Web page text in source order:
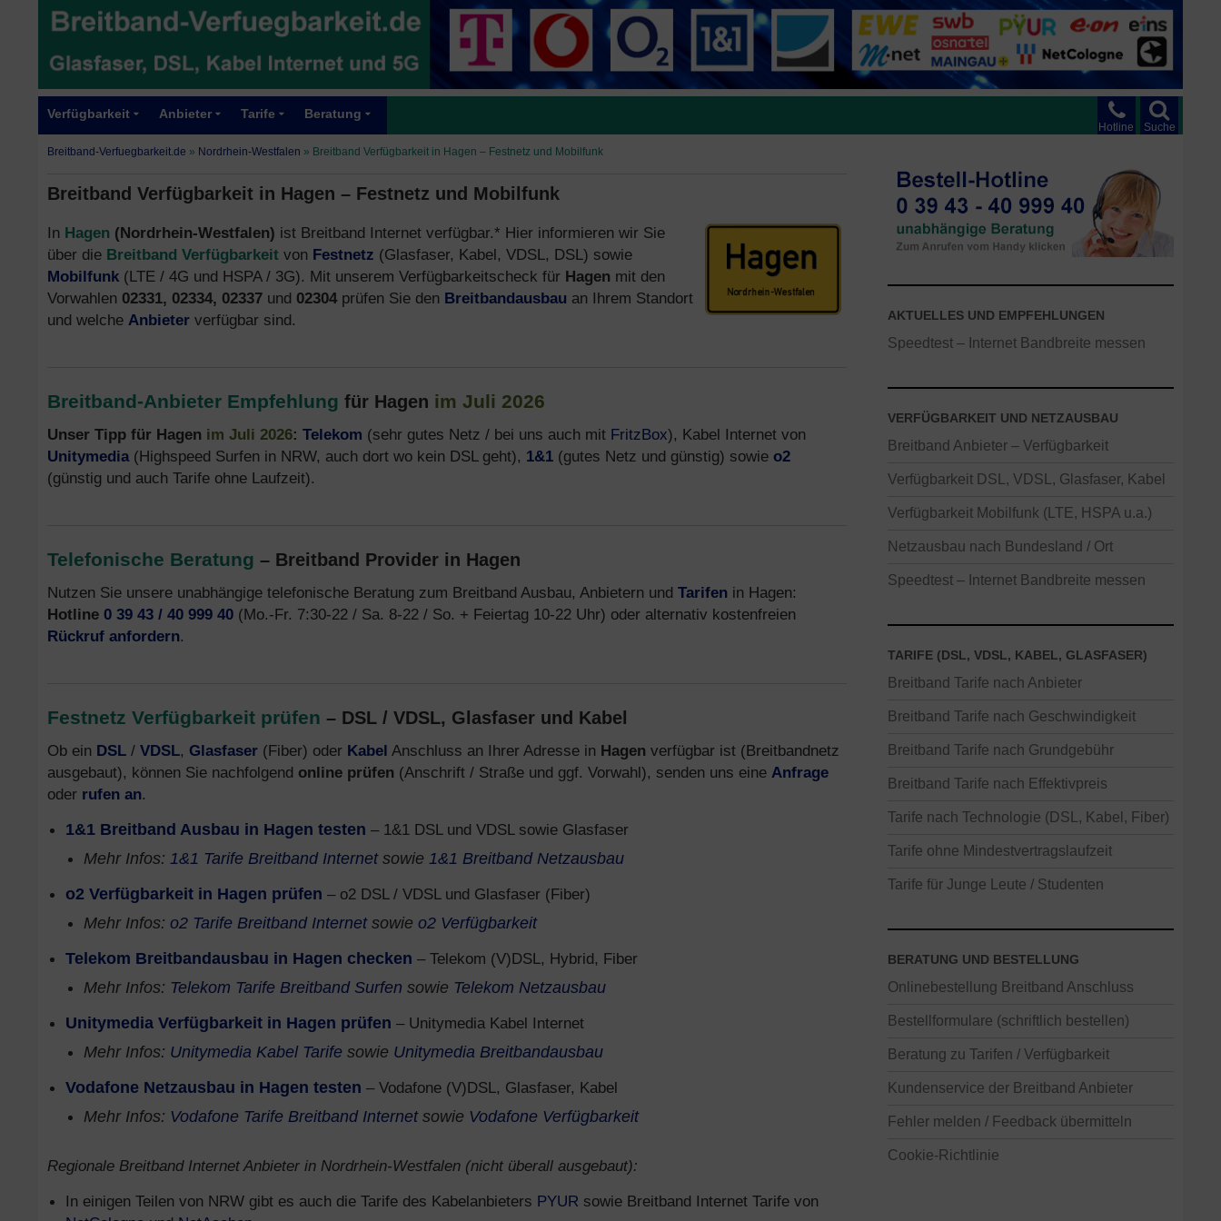
Suche
Hotline
Verfügbarkeit Anbieter Tarife Beratung
Breitband-Verfuegbarkeit.de » Nordrhein-Westfalen » Breitband Verfügbarkeit in Hagen – Festnetz und Mobilfunk
Breitband Verfügbarkeit in Hagen – Festnetz und Mobilfunk
In Hagen (Nordrhein-Westfalen) ist Breitband Internet verfügbar.* Hier informieren wir Sie
über die Breitband Verfügbarkeit von Festnetz (Glasfaser, Kabel, VDSL, DSL) sowie
Mobilfunk (LTE / 4G und HSPA / 3G). Mit unserem Verfügbarkeitscheck für Hagen mit den
Vorwahlen 02331, 02334, 02337 und 02304 prüfen Sie den Breitbandausbau an Ihrem Standort
und welche Anbieter verfügbar sind.
Breitband-Anbieter Empfehlung für Hagen im Juli 2026
Unser Tipp für Hagen im Juli 2026: Telekom (sehr gutes Netz / bei uns auch mit FritzBox), Kabel Internet von
Unitymedia(Highspeed Surfen in NRW, auch dort wo kein DSL geht), 1&1 (gutes Netz und günstig) sowie o2
(günstig und auch Tarife ohne Laufzeit).
Telefonische Beratung – Breitband Provider in Hagen
Nutzen Sie unsere unabhängige telefonische Beratung zum Breitband Ausbau, Anbietern und Tarifen in Hagen:
Hotline 0 39 43 / 40 999 40 (Mo.-Fr. 7:30-22 / Sa. 8-22 / So. + Feiertag 10-22 Uhr) oder alternativ kostenfreien
Rückruf anfordern.
Festnetz Verfügbarkeit prüfen – DSL / VDSL, Glasfaser und Kabel
Ob ein DSL / VDSL, Glasfaser (Fiber) oder Kabel Anschluss an Ihrer Adresse in Hagen verfügbar ist (Breitbandnetz
ausgebaut), können Sie nachfolgend online prüfen (Anschrift / Straße und ggf. Vorwahl), senden uns eine Anfrage
oder rufen an.
1&1 Breitband Ausbau in Hagen testen – 1&1 DSL und VDSL sowie Glasfaser
Mehr Infos: 1&1 Tarife Breitband Internetsowie 1&1 Breitband Netzausbau
o2 Verfügbarkeit in Hagen prüfen – o2 DSL / VDSL und Glasfaser (Fiber)
Mehr Infos: o2 Tarife Breitband Internetsowie o2 Verfügbarkeit
Telekom Breitbandausbau in Hagen checken – Telekom (V)DSL, Hybrid, Fiber
Mehr Infos: Telekom Tarife Breitband Surfen sowie Telekom Netzausbau
Unitymedia Verfügbarkeit in Hagen prüfen – Unitymedia Kabel Internet
Mehr Infos: Unitymedia Kabel Tarife sowie Unitymedia Breitbandausbau
Vodafone Netzausbau in Hagen testen – Vodafone (V)DSL, Glasfaser, Kabel
Mehr Infos: Vodafone Tarife Breitband Internetsowie Vodafone Verfügbarkeit
Regionale Breitband Internet Anbieter in Nordrhein-Westfalen (nicht überall ausgebaut):
In einigen Teilen von NRW gibt es auch die Tarife des Kabelanbieters PYUR sowie Breitband Internet Tarife von
AKTUELLES UND EMPFEHLUNGEN
Speedtest – Internet Bandbreite messen
VERFÜGBARKEIT UND NETZAUSBAU
Breitband Anbieter – Verfügbarkeit
Verfügbarkeit DSL, VDSL, Glasfaser, Kabel
Verfügbarkeit Mobilfunk (LTE, HSPA u.a.)
Netzausbau nach Bundesland / Ort
Speedtest – Internet Bandbreite messen
TARIFE (DSL, VDSL, KABEL, GLASFASER)
Breitband Tarife nach Anbieter
Breitband Tarife nach Geschwindigkeit
Breitband Tarife nach Grundgebühr
Breitband Tarife nach Effektivpreis
Tarife nach Technologie (DSL, Kabel, Fiber)
Tarife ohne Mindestvertragslaufzeit
Tarife für Junge Leute / Studenten
BERATUNG UND BESTELLUNG
Onlinebestellung Breitband Anschluss
Bestellformulare (schriftlich bestellen)
Beratung zu Tarifen / Verfügbarkeit
Kundenservice der Breitband Anbieter
Fehler melden / Feedback übermitteln
Cookie-Richtlinie